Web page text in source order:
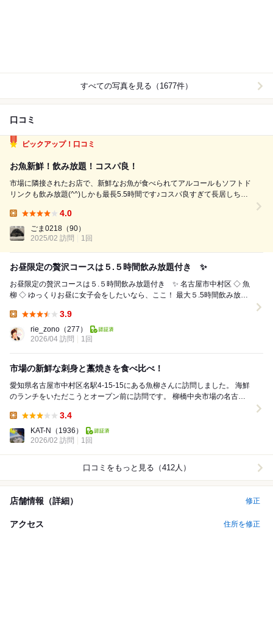
すべての写真を見る（1677件）
口コミ
ピックアップ！口コミ
お魚新鮮！飲み放題！コスパ良！
市場に隣接されたお店で、新鮮なお魚が食べられてアルコールもソフトド
リンクも飲み放題(^^)しかも最長5.5時間です♪コスパ良すぎて長居しちゃ
【前 菜】名物海鮮痛風盛り 貝柱 数の子 いくら あん肝 土佐酢ジ
4.0
ごま0218 （90）
2025/02 訪問
1回
お昼限定の贅沢コースは５.５時間飲み放題付き ✨
お昼限定の贅沢コースは５.５時間飲み放題付き ✨ 名古屋市中村区 ◇ 魚
柳 ◇ ゆっくりお昼に女子会をしたいなら、ここ！ 最大５.5時間飲み放題
3.9
rie_zono （277）
2026/04 訪問
1回
市場の新鮮な刺身と藁焼きを食べ比べ！
愛知県名古屋市中村区名駅4-15-15にある魚柳さんに訪問しました。 海鮮
のランチをいただこうとオープン前に訪問です。 柳橋中央市場の名古屋
3.4
KAT-N
（1936）
2026/02 訪問
1回
口コミをもっと見る（412人）
店舗情報（詳細） 修正
アクセス 住所を修正